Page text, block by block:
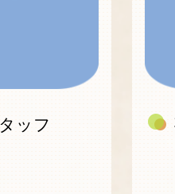
ッフ